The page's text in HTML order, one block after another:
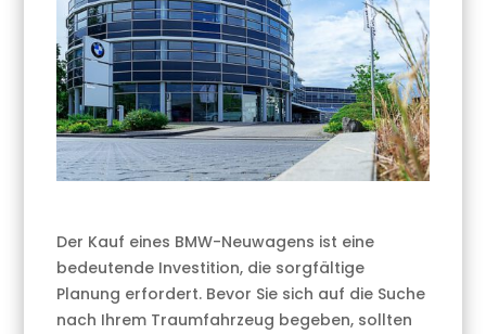
Der Kauf eines BMW-Neuwagens ist eine
bedeutende Investition, die sorgfältige
Planung erfordert. Bevor Sie sich auf die Suche
nach Ihrem Traumfahrzeug begeben, sollten